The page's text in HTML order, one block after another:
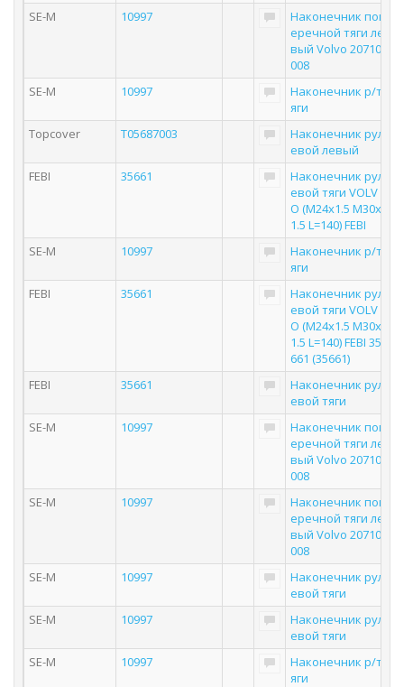
SE-M
10997
Наконечник поп
еречной тяги ле
вый Volvo 20710
008
SE-M
10997
Наконечник р/т
яги
Topcover
T05687003
Наконечник рул
евой левый
FEBI
35661
Наконечник рул
евой тяги VOLV
O (M24x1.5 M30x
1.5 L=140) FEBI
SE-M
10997
Наконечник р/т
яги
FEBI
35661
Наконечник рул
евой тяги VOLV
O (M24x1.5 M30x
1.5 L=140) FEBI 35
661 (35661)
FEBI
35661
Наконечник рул
евой тяги
SE-M
10997
Наконечник поп
еречной тяги ле
вый Volvo 20710
008
SE-M
10997
Наконечник поп
еречной тяги ле
вый Volvo 20710
008
SE-M
10997
Наконечник рул
евой тяги
SE-M
10997
Наконечник рул
евой тяги
SE-M
10997
Наконечник р/т
яги